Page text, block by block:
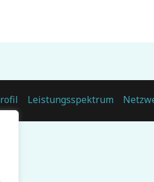
Leistungsspektrum